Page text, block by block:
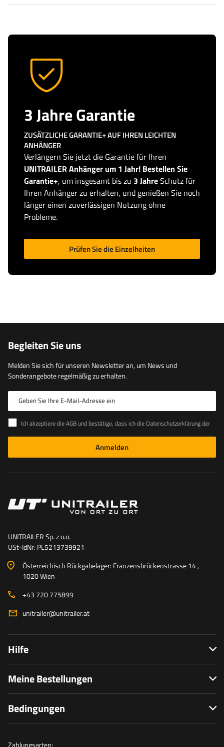
3 Jahre Garantie
ZUSÄTZLICHE GARANTIE+ AUF IHREN LEICHTEN
ANHÄNGER
Verlängern Sie jetzt die Garantie für Ihren
UNITRAILER Anhänger um 1 Jahr! Bestellen Sie
Garantie+, um insgesamt bis zu 3 JahreSchutz für
Ihren Anhänger zu erhalten, und genießen Sie noch
länger einen zuverlässigen Nutzung ohne
Probleme.
Prüfen Sie die Einzelheiten
Begleiten Sie uns
Melden Sie sich für unseren Newsletter an, um News und
Sonderangebote regelmäßig zu erhalten.
Geben Sie Ihre E-Mail-Adresse ein
Ich akzeptiere die AGB und bestätige, dass ich die Datenschutzerklärung der Website zur Kenntnis genommen habe
Anmelden
UNITRAILER Sp. z o.o.
USt-IdNr: PL5213739921
Österreichisch Rückgabelager: Franzensbrückenstrasse 14 ,
1020 Wien
+43 720 775899
unitrailer@unitrailer.at
Hilfe
Meine Bestellungen
Bedingungen
Zahlungsarten: